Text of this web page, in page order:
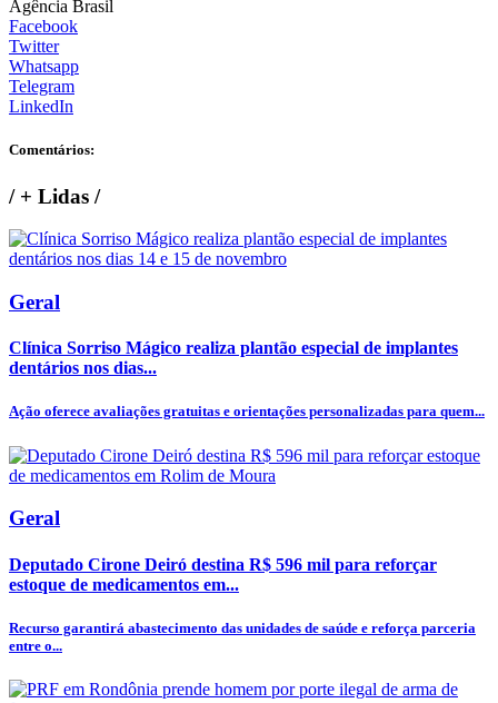
Agência Brasil
Facebook
Twitter
Whatsapp
Telegram
LinkedIn
Comentários:
/+ Lidas /
Geral
Clínica Sorriso Mágico realiza plantão especial de implantes
dentários nos dias...
Ação oferece avaliações gratuitas e orientações personalizadas para quem...
Geral
Deputado Cirone Deiró destina R$ 596 mil para reforçar
estoque de medicamentos em...
Recurso garantirá abastecimento das unidades de saúde e reforça parceria
entre o...